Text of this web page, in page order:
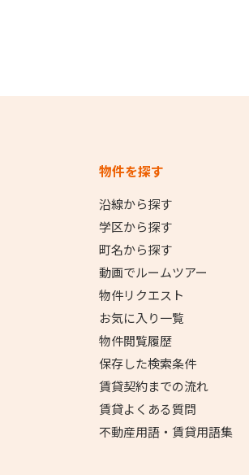
物件を探す
沿線から探す
学区から探す
町名から探す
動画でルームツアー
物件リクエスト
お気に入り一覧
物件閲覧履歴
保存した検索条件
賃貸契約までの流れ
賃貸よくある質問
不動産用語・賃貸用語集